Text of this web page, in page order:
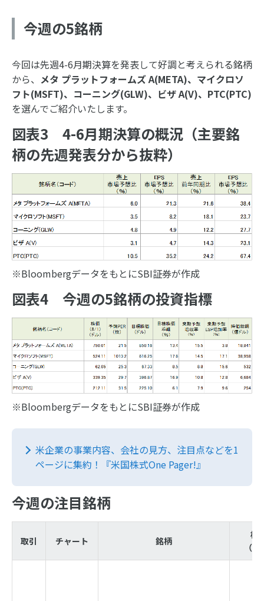
今週の5銘柄
今回は先週4-6月期決算を発表して好調と考えられる銘柄
から、 メタ プラットフォームズA(META)、マイクロソ
フト(MSFT)、コーニング(GLW)、ビザA(V)、 PTC(PTC)
を選んでご紹介いたします。
図表3 4-6月期決算の概況（主要銘
柄の先週発表分から抜粋）
※BloombergデータをもとにSBI証券が作成
図表4 今週の5銘柄の投資指標
※BloombergデータをもとにSBI証券が作成
米企業の事業内容、会社の見方、注目点などを1
ページに集約！『米国株式One Pager!』
今週の注目銘柄
取引 チャート 銘柄
株
（